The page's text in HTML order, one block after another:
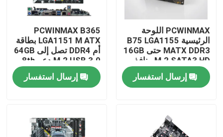
بيت
منتجات
معلومات عنا
PCWINMAX اللوحة
الرئيسية B75 LGA1155
MATX DDR3 حتى 16GB
M.2 SATA3 HD منافذ
VGA لوحة سطح المكتب
لأجهزة الكمبيوتر المكتبية
وأنظمة الأعمال
إرسال استفسار
PCWINMAX B365
LGA1151 M ATX بطاقة
أم DDR4 تصل إلى 64GB
M.2 USB 3.0 دعم 8th
9th Gen المعالجات OEM
Wholesaleإرسال استفسار